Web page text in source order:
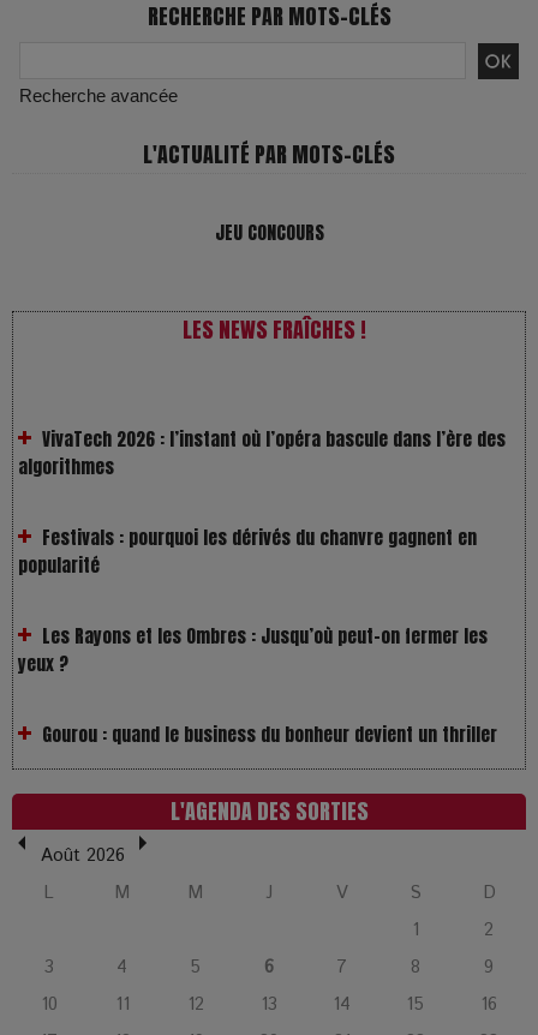
RECHERCHE PAR MOTS-CLÉS
Recherche avancée
L'ACTUALITÉ PAR MOTS-CLÉS
JEU CONCOURS
LES NEWS FRAÎCHES !
L’Affaire Bojarski : entre faux billets et vraie tragédie
humaine
L’or blanc à la croisée des chemins : Rumilly interroge
l’avenir de la montagne française
L'AGENDA DES SORTIES
Août 2026
L
M M J V S
D
1
2
3
4 5 6 7 8
9
10
11 12 13 14 15
16